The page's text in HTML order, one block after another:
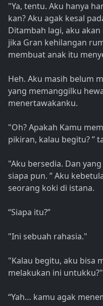
"Ya, tentu. Aku hanya
kan? Aku agak kesal
Ditambah lagi, aku
jika Gran kehilangan
membuat anak itu
Heh. Aku masih belum
yang memanggilku
menertawakanku.
"Oh? Apakah Kamu
pikiran, kalau begitu? ”
"Aku bersedia. Dan
siapa pun. ” Aku
seorang koki di istana.
“Siapa itu?”
"Ini sebuah rahasia."
"Kalau begitu, aku bisa
melakukan ini untukku?"
“Yah… kamu agak